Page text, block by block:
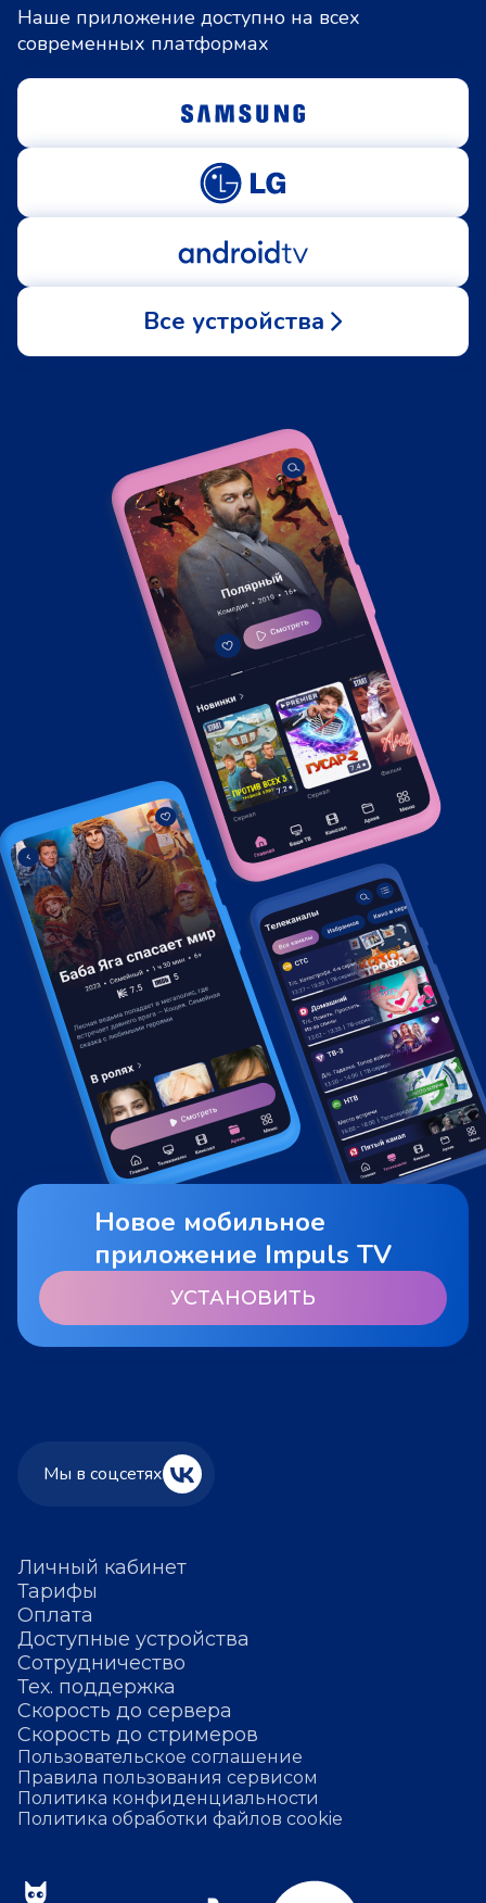
Наше приложение доступно на всех
современных платформах
Все устройства
Новое мобильное
приложение Impuls TV
УСТАНОВИТЬ
Личный кабинет
Тарифы
Оплата
Доступные устройства
Сотрудничество
Тех. поддержка
Скорость до сервера
Скорость до стримеров
Пользовательское соглашение
Правила пользования сервисом
Политика конфиденциальности
Политика обработки файлов cookie
Мы в соцсетях